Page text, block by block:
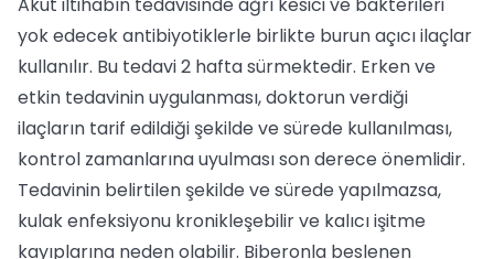
yok edecek antibiyotiklerle birlikte burun açıcı ilaçlar
kullanılır. Bu tedavi 2 hafta sürmektedir. Erken ve
etkin tedavinin uygulanması, doktorun verdiği
ilaçların tarif edildiği şekilde ve sürede kullanılması,
kontrol zamanlarına uyulması son derece önemlidir.
Tedavinin belirtilen şekilde ve sürede yapılmazsa,
kulak enfeksiyonu kronikleşebilir ve kalıcı işitme
kayıplarına neden olabilir. Biberonla beslenen